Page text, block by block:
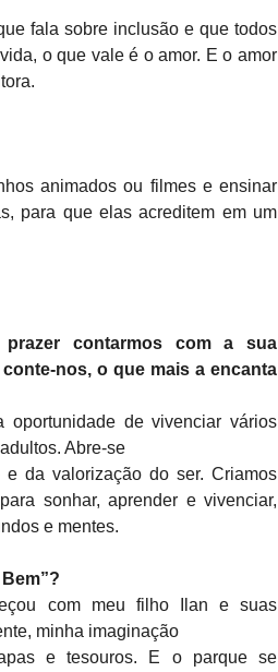
fala sobre inclusão e que todos
o que vale é o amor. E o amor
animados ou filmes e ensinar
para que elas acreditem em um
contarmos com a sua
nos, o que mais a encanta
de vivenciar vários
Abre-se
da valorização do ser. Criamos
sonhar, aprender e vivenciar,
e mentes.
com meu filho Ilan e suas
minha imaginação
e tesouros. E o parque se